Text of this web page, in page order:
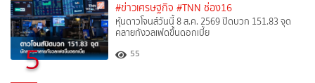
5
#ข่าวเศรษฐกิจ #TNN ช่อง16
หุ้นดาวโจนส์วันนี้ 8 ส.ค. 2569 ปิดบวก 151.83 จุด
คลายกังวลเฟดขึ้นดอกเบี้ย
55